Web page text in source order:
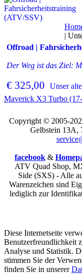
Offroad |
Der Weg ist das Ziel:
€ 325,00 Unser
|
Maverick X3 Turbo
Copyright © 2005-
Gelbstein 13A,
facebook &
ATV Quad Shop,
Side (SXS) - Alle
Warenzeichen sind
lediglich zur
Diese Internetseite
Benutzerfreundlichkeit
Analyse und Statistik.
stimmen Sie der
finden Sie in unserer